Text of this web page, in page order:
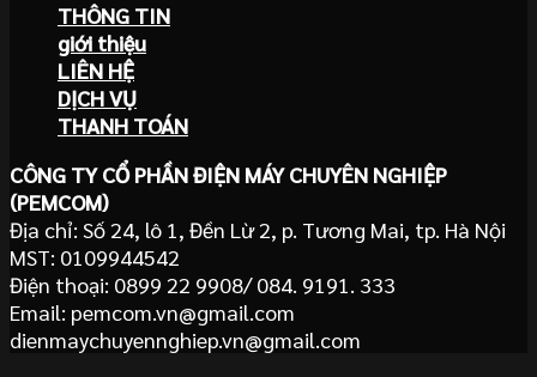
THÔNG TIN
giới thiệu
LIÊN HỆ
DỊCH VỤ
THANH TOÁN
CÔNG TY CỔ PHẦN ĐIỆN MÁY CHUYÊN NGHIỆP
(PEMCOM)
Địa chỉ: Số 24, lô 1, Đền Lừ 2, p. Tương Mai, tp. Hà Nội
MST: 0109944542
Điện thoại: 0899 22 9908/ 084. 9191. 333
Email: pemcom.vn@gmail.com
dienmaychuyennghiep.vn@gmail.com